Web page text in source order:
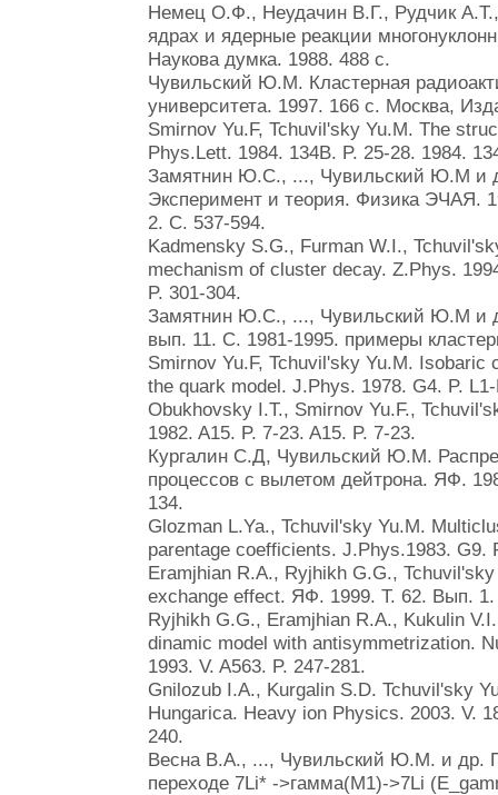
Немец О.Ф., Неудачин В.Г., Рудчик
ядрах и ядерные реакции
Наукова думка. 1988. 488 с.
Чувильский Ю.М. Кластерная
университета. 1997. 166 с. Москва,
Smirnov Yu.F, Tchuvil'sky Yu.M. The
Phys.Lett. 1984. 134B. P. 25-28. 1984.
Замятнин Ю.С., ..., Чувильский Ю.М и
Эксперимент и теория. Физика ЭЧАЯ.
2. С. 537-594.
Kadmensky S.G., Furman W.I.,
mechanism of cluster decay. Z.Phys.
P. 301-304.
Замятнин Ю.С., ..., Чувильский Ю.М и
вып. 11. С. 1981-1995. примеры
Smirnov Yu.F, Tchuvil'sky Yu.M.
the quark model. J.Phys. 1978. G4. P.
Obukhovsky I.T., Smirnov Yu.F.,
1982. A15. P. 7-23. A15. P. 7-23.
Кургалин С.Д, Чувильский Ю.М.
процессов с вылетом дейтрона. ЯФ.
134.
Glozman L.Ya., Tchuvil'sky Yu.M.
parentage coefficients. J.Phys.1983. G9.
Eramjhian R.A., Ryjhikh G.G.,
exchange effect. ЯФ. 1999. Т. 62. Вып.
Ryjhikh G.G., Eramjhian R.A., Kukulin
dinamic model with antisymmetrization.
1993. V. A563. P. 247-281.
Gnilozub I.A., Kurgalin S.D. Tchuvil'sky
Hungarica. Heavy ion Physics. 2003. V.
240.
Весна В.А., ..., Чувильский Ю.М. и др.
переходе 7Li* ->гамма(M1)->7Li